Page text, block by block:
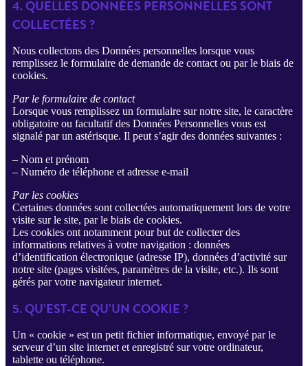
4. QUELLES DONNÉES PERSONNELLES SONT
COLLECTÉES ?
Nous collectons des Données personnelles lorsque vous
remplissez le formulaire de demande de contact ou par le biais de
cookies.
Par le formulaire de contact
Lorsque vous remplissez un formulaire sur notre site, le caractère
obligatoire ou facultatif des Données Personnelles vous est
signalé par un astérisque. Il peut s’agir des données suivantes :
– Nom et prénom
– Numéro de téléphone et adresse e-mail
Par les cookies
Certaines données sont collectées automatiquement lors de votre
visite sur le site, par le biais de cookies.
Les cookies ont notamment pour but de collecter des
informations relatives à votre navigation : données
d’identification électronique (adresse IP), données d’activité sur
notre site (pages visitées, paramètres de la visite, etc.). Ils sont
gérés par votre navigateur internet.
5. QU’EST-CE QU’UN COOKIE ?
Un « cookie » est un petit fichier informatique, envoyé par le
serveur d’un site internet et enregistré sur votre ordinateur,
tablette ou téléphone.